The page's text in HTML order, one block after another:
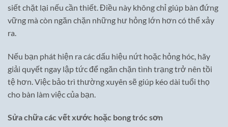
siết chặt lại nếu cần thiết. Điều này không chỉ giúp bàn đứng
vững mà còn ngăn chặn những hư hỏng lớn hơn có thể xảy
ra.
Nếu bạn phát hiện ra các dấu hiệu nứt hoặc hỏng hóc, hãy
giải quyết ngay lập tức để ngăn chặn tình trạng trở nên tồi
tệ hơn. Việc bảo trì thường xuyên sẽ giúp kéo dài tuổi thọ
cho bàn làm việc của bạn.
Sửa chữa các vết xước hoặc bong tróc sơn